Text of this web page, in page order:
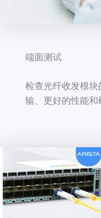
端面测试
检查光纤收发模
输、更好的性能和